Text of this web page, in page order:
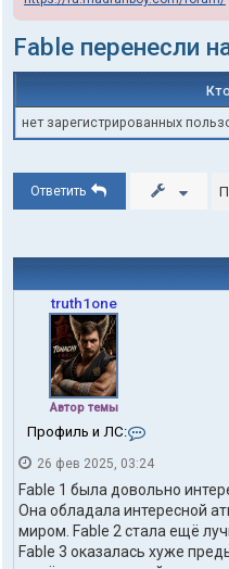
Fable перенесли
нет зарегистрированных
Ответить
truth1one
Автор темы
Профиль и ЛС:
н
т
а
к
т
ы
26 фев 2025, 03:24
Fable 1 была довольно
Она обладала интересной
миром. Fable 2 стала ещё
Fable 3 оказалась хуже